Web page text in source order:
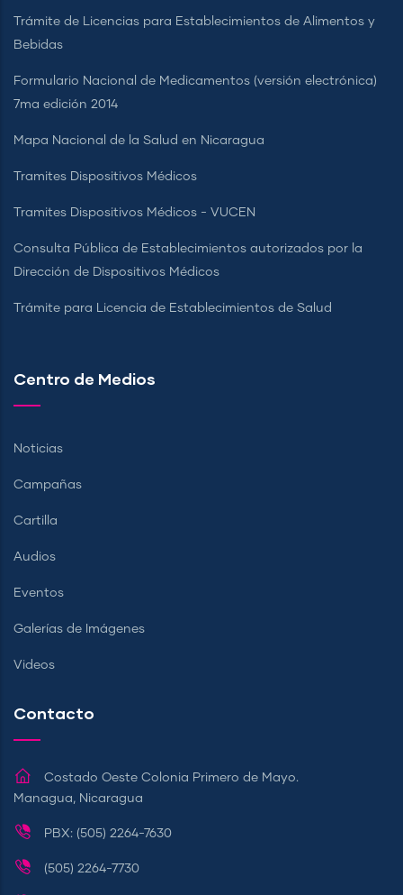
Trámite de Licencias para Establecimientos de Alimentos y
Bebidas
Formulario Nacional de Medicamentos (versión electrónica)
7ma edición 2014
Mapa Nacional de la Salud en Nicaragua
Tramites Dispositivos Médicos
Tramites Dispositivos Médicos - VUCEN
Consulta Pública de Establecimientos autorizados por la
Dirección de Dispositivos Médicos
Trámite para Licencia de Establecimientos de Salud
Centro de Medios
Noticias
Campañas
Cartilla
Audios
Eventos
Galerías de Imágenes
Videos
Contacto
Costado Oeste Colonia Primero de Mayo.
Managua, Nicaragua
PBX: (505) 2264-7630
(505) 2264-7730